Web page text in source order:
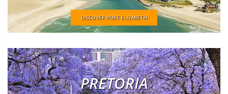
DISCOVER PORT ELIZABETH
PRETORIA